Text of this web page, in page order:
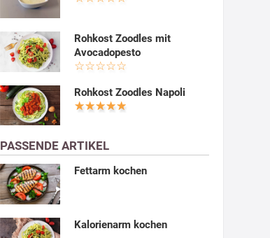
Rohkost Zoodles mit
Avocadopesto
Rohkost Zoodles Napoli
PASSENDE ARTIKEL
Fettarm kochen
Kalorienarm kochen